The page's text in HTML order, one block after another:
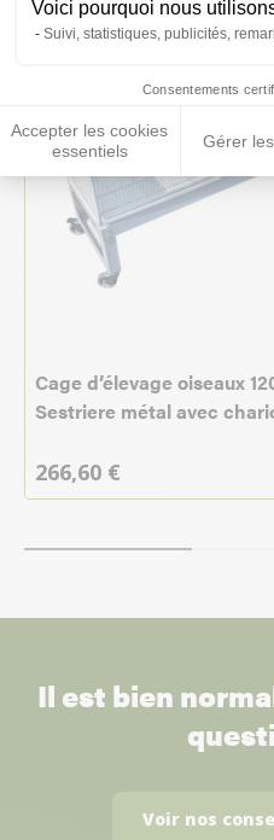
Voici pourquoi nous
Suivi, statistiques, publicités,
Consentements
Accepter les cookies
essentiels
Gérer
Cage d’élevage oiseaux
Sestriere métal avec
266,60 €
Il est bien
Voir nos